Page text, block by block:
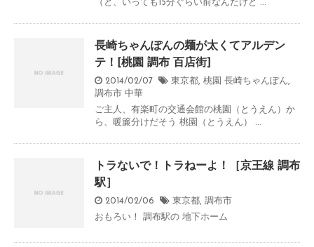
（と、いっても15分ぐらい前なんだけど ...
長崎ちゃんぽんの麺が太くてアルデン
テ！[桃園 調布 百店街]
2014/02/07 東京都, 桃園 長崎ちゃんぽん,
調布市 中華
ご主人、有楽町の交通会館の桃園（とうえん）か
ら、暖簾分けだそう 桃園（とうえん） ...
トラないで！トラねーよ！［京王線 調布
駅］
2014/02/06 東京都, 調布市
おもろい！ 調布駅の 地下ホーム